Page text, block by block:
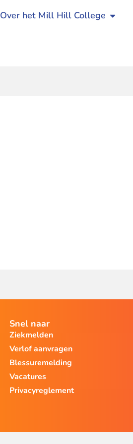
Over het Mill Hill College
Snel naar
Ziekmelden
Verlof aanvragen
Blessuremelding
Vacatures
Privacyreglement